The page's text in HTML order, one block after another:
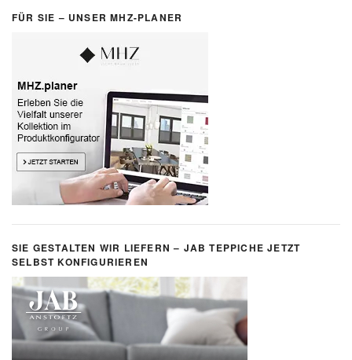
FÜR SIE – UNSER MHZ-PLANER
SIE GESTALTEN WIR LIEFERN – JAB TEPPICHE JETZT
SELBST KONFIGURIEREN